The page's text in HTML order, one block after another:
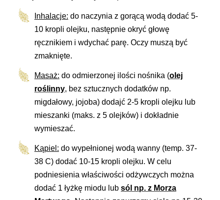
Inhalacje: do naczynia z gorącą wodą dodać 5-
10 kropli olejku, następnie okryć głowę
ręcznikiem i wdychać parę. Oczy muszą być
zmaknięte.
Masaż: do odmierzonej ilości nośnika (olej
roślinny, bez sztucznych dodatków np.
migdałowy, jojoba) dodajć 2-5 kropli olejku lub
mieszanki (maks. z 5 olejków) i dokładnie
wymieszać.
Kąpiel: do wypełnionej wodą wanny (temp. 37-
38 C) dodać 10-15 kropli olejku. W celu
podniesienia właściwości odżywczych można
dodać 1 łyżkę miodu lub sól np. z Morza